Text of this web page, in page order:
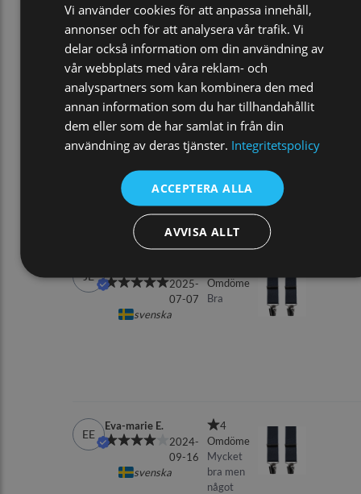
Vi använder cookies för att anpassa innehåll,
annonser och för att analysera vår trafik. Vi
delar också information om din användning av
vår webbplats med våra reklam- och
analyspartners som kan kombinera den med
annan information som du har tillhandahållit
dem eller som de har samlat in från din
användning av deras tjänster. Integritetspolicy
ACCEPTERA ALLA
AVVISA ALLT